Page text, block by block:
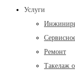
Услуги
Ремонт
Такелаж